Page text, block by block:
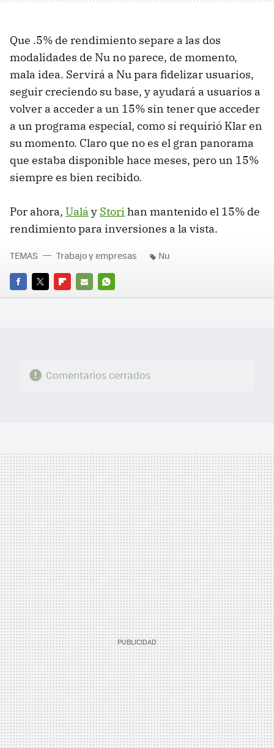
Que .5% de rendimiento separe a las dos
modalidades de Nu no parece, de momento,
mala idea. Servirá a Nu para fidelizar usuarios,
seguir creciendo su base, y ayudará a usuarios a
volver a acceder a un 15% sin tener que acceder
a un programa especial, como sí requirió Klar en
su momento. Claro que no es el gran panorama
que estaba disponible hace meses, pero un 15%
siempre es bien recibido.
Por ahora, Ualá y Stori han mantenido el 15% de
rendimiento para inversiones a la vista.
FACEBOOK
TWITTERFLIPBOARD
E-
WHATSAPP
TEMAS Trabajo y empresas Nu
Comentarios cerrados